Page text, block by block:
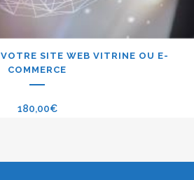
SITE WEB VITRINE OU E-
COMMERCE
180,00€